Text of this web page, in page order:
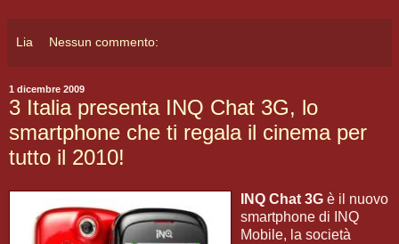
Lia Nessun commento:
1 dicembre 2009
3 Italia presenta INQ Chat 3G, lo
smartphone che ti regala il cinema per
tutto il 2010!
INQ Chat 3G è il nuovo
smartphone di INQ
Mobile, la società